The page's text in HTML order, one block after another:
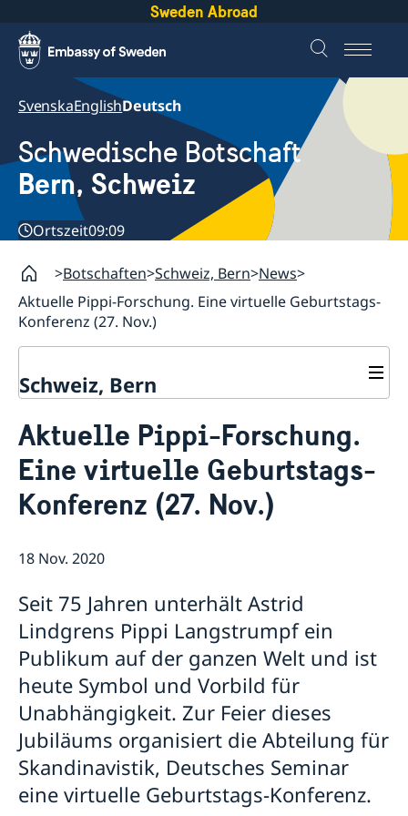
Sweden Abroad
SvenskaEnglishDeutsch
Schwedische Botschaft
Bern, Schweiz
Ortszeit09:09
Botschaften Schweiz, Bern News
Aktuelle Pippi-Forschung. Eine virtuelle Geburtstags-
Konferenz (27. Nov.)
Schweiz, Bern
Über uns
Datenschutzerklärung (GDPR)
News
Filmpremiere: “Hilma” in der Cinématte, Bern (25
September)
setzen/Mettre les voiles/Prendere il largo“ (24. – 26.
Titus Orchester Basel spielt August Söderman (26.
März)
Fernweh Festival 2022
Neue Schwedische Filme 2022: The Most Beautiful
Boy in the World
Ausstellung "Mygration" in Bern (11. März bis 2.
Oktober 2022)
Paul Fägerskiöld in Thun (29/5 – 15/8)
Aktuelle Pippi-Forschung. Eine virtuelle
Geburtstags-Konferenz (27. Nov.)
Happy Birthday, Pippi Langstrumpf! Ausstellung zum
Aktuelle Pippi-Forschung.
Eine virtuelle Geburtstags-
Konferenz (27. Nov.)
18 Nov. 2020
Seit 75 Jahren unterhält Astrid
Lindgrens Pippi Langstrumpf ein
Publikum auf der ganzen Welt und ist
heute Symbol und Vorbild für
Unabhängigkeit. Zur Feier dieses
Jubiläums organisiert die Abteilung für
Skandinavistik, Deutsches Seminar
eine virtuelle Geburtstags-Konferenz.